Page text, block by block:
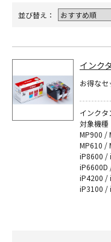
並び替え：
インク
お得なセ
インクタ
対象機種
MP900 /
MP610 /
iP8600 /
iP6600D
iP4200 /
iP3100 /